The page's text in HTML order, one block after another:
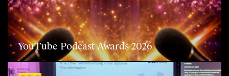
YouTube Podcast Awards 2026